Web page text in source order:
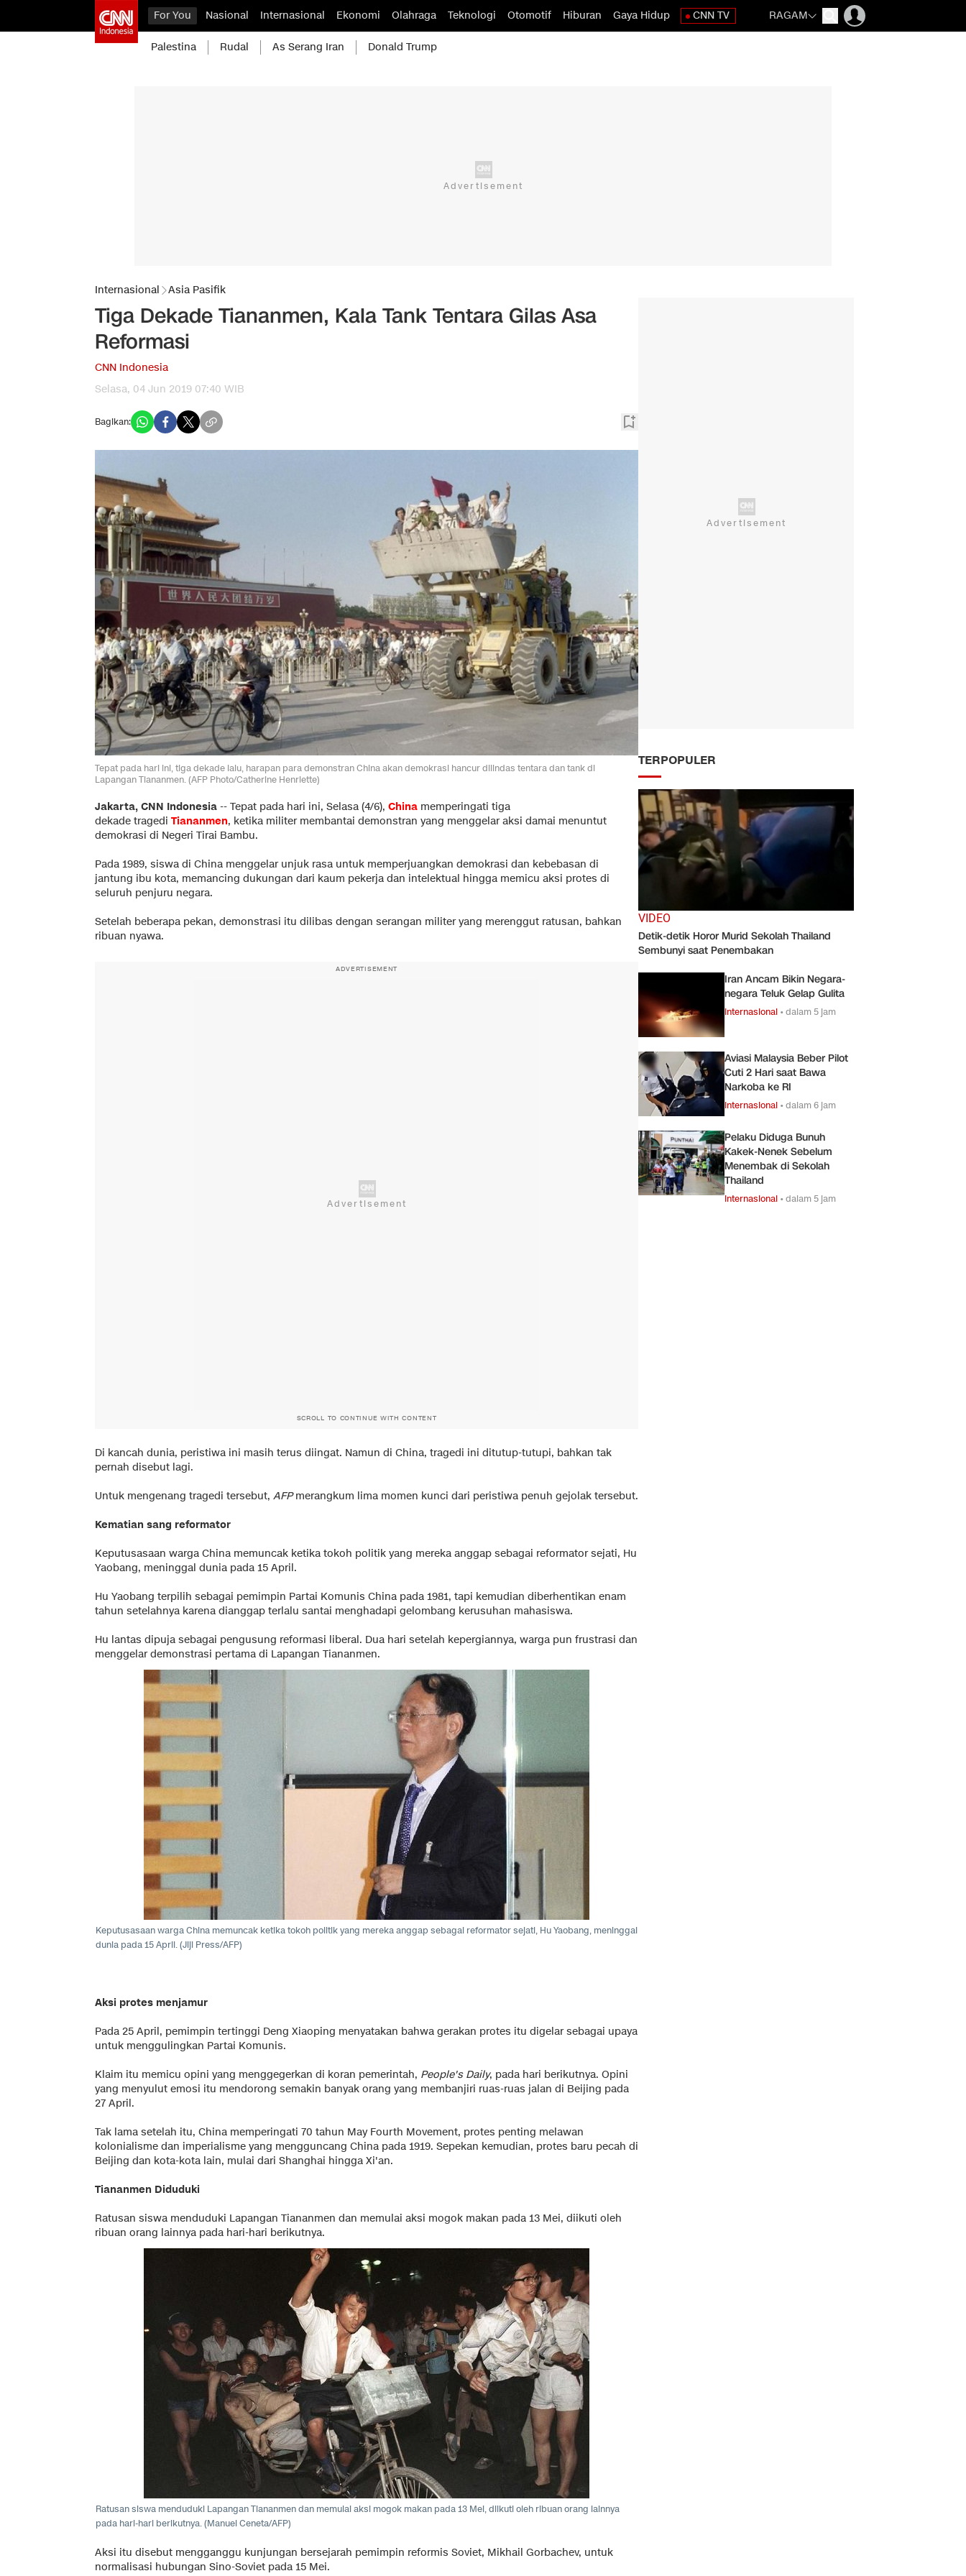
For You Nasional Internasional Ekonomi Olahraga Teknologi Otomotif Hiburan Gaya Hidup CNN TV RAGAM
Palestina Rudal As Serang Iran Donald Trump
Internasional Asia Pasifik
Tiga Dekade Tiananmen, Kala Tank Tentara Gilas Asa
Reformasi
CNN Indonesia
Selasa, 04 Jun 2019 07:40 WIB
Bagikan:
Tepat pada hari ini, tiga dekade lalu, harapan para demonstran China akan demokrasi hancur dilindas tentara dan tank di
Lapangan Tiananmen. (AFP Photo/Catherine Henriette)
Jakarta, CNN Indonesia -- Tepat pada hari ini, Selasa (4/6), China memperingati tiga
dekade tragedi Tiananmen, ketika militer membantai demonstran yang menggelar aksi damai menuntut
demokrasi di Negeri Tirai Bambu.
Pada 1989, siswa di China menggelar unjuk rasa untuk memperjuangkan demokrasi dan kebebasan di
jantung ibu kota, memancing dukungan dari kaum pekerja dan intelektual hingga memicu aksi protes di
seluruh penjuru negara.
Setelah beberapa pekan, demonstrasi itu dilibas dengan serangan militer yang merenggut ratusan, bahkan
ribuan nyawa.
ADVERTISEMENT
SCROLL TO CONTINUE WITH CONTENT
Di kancah dunia, peristiwa ini masih terus diingat. Namun di China, tragedi ini ditutup-tutupi, bahkan tak
pernah disebut lagi.
Untuk mengenang tragedi tersebut, AFPmerangkum lima momen kunci dari peristiwa penuh gejolak tersebut.
Kematian sang reformator
Keputusasaan warga China memuncak ketika tokoh politik yang mereka anggap sebagai reformator sejati, Hu
Yaobang, meninggal dunia pada 15 April.
Hu Yaobang terpilih sebagai pemimpin Partai Komunis China pada 1981, tapi kemudian diberhentikan enam
tahun setelahnya karena dianggap terlalu santai menghadapi gelombang kerusuhan mahasiswa.
Hu lantas dipuja sebagai pengusung reformasi liberal. Dua hari setelah kepergiannya, warga pun frustrasi dan
menggelar demonstrasi pertama di Lapangan Tiananmen.
Keputusasaan warga China memuncak ketika tokoh politik yang mereka anggap sebagai reformator sejati, Hu Yaobang, meninggal
dunia pada 15 April. (Jiji Press/AFP)
Aksi protes menjamur
Pada 25 April, pemimpin tertinggi Deng Xiaoping menyatakan bahwa gerakan protes itu digelar sebagai upaya
untuk menggulingkan Partai Komunis.
Klaim itu memicu opini yang menggegerkan di koran pemerintah, People's Daily, pada hari berikutnya. Opini
yang menyulut emosi itu mendorong semakin banyak orang yang membanjiri ruas-ruas jalan di Beijing pada
27 April.
Tak lama setelah itu, China memperingati 70 tahun May Fourth Movement, protes penting melawan
kolonialisme dan imperialisme yang mengguncang China pada 1919. Sepekan kemudian, protes baru pecah di
Beijing dan kota-kota lain, mulai dari Shanghai hingga Xi'an.
Tiananmen Diduduki
Ratusan siswa menduduki Lapangan Tiananmen dan memulai aksi mogok makan pada 13 Mei, diikuti oleh
ribuan orang lainnya pada hari-hari berikutnya.
Ratusan siswa menduduki Lapangan Tiananmen dan memulai aksi mogok makan pada 13 Mei, diikuti oleh ribuan orang lainnya
pada hari-hari berikutnya. (Manuel Ceneta/AFP)
Aksi itu disebut mengganggu kunjungan bersejarah pemimpin reformis Soviet, Mikhail Gorbachev, untuk
normalisasi hubungan Sino-Soviet pada 15 Mei.
TERPOPULER
VIDEO
Detik-detik Horor Murid Sekolah Thailand
Sembunyi saat Penembakan
Iran Ancam Bikin Negara-
negara Teluk Gelap Gulita
Internasional •dalam 5 jam
Aviasi Malaysia Beber Pilot
Cuti 2 Hari saat Bawa
Narkoba ke RI
Internasional •dalam 6 jam
Pelaku Diduga Bunuh
Kakek-Nenek Sebelum
Menembak di Sekolah
Thailand
Internasional •dalam 5 jam